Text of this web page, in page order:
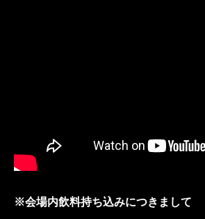
※会場内飲料持ち込みにつきまして